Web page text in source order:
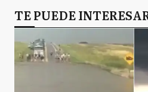
TE PUEDE